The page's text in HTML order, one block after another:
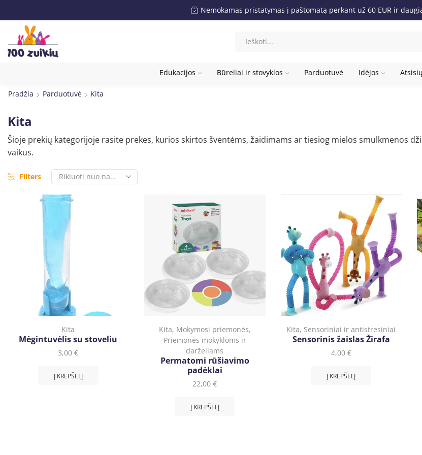
Nemokamas pristatymas į paštomatą perkant už 60 EUR ir
Edukacijos Būreliai ir stovyklos Parduotuvė Idėjos
Pradžia Parduotuvė Kita
Kita
Šioje prekių kategorijoje rasite prekes, kurios skirtos šventėms, žaidimams ar tiesiog mielos smulkmenos
vaikus.
Filters
Kita
Mėgintuvėlis su stoveliu
3,00€
Į KREPŠELĮ
Kita, Mokymosi priemonės,
Priemonės mokykloms ir
darželiams
Permatomi rūšiavimo
padėklai
22,00€
Į KREPŠELĮ
Kita, Sensoriniai ir antistresiniai
Sensorinis žaislas Žirafa
4,00 €
Į KREPŠELĮ